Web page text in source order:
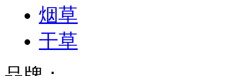
烟草
干草